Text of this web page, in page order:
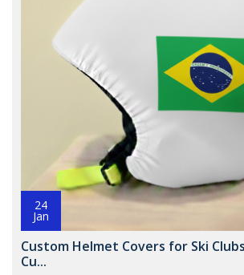
24
Jan
Custom Helmet Covers for Ski
Cu...